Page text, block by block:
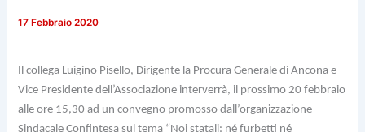
17 Febbraio 2020
Il collega Luigino Pisello, Dirigente la Procura Generale di Ancona e
Vice Presidente dell’Associazione interverrà, il prossimo 20 febbraio
alle ore 15,30 ad un convegno promosso dall’organizzazione
Sindacale Confintesa sul tema “Noi statali: né furbetti né